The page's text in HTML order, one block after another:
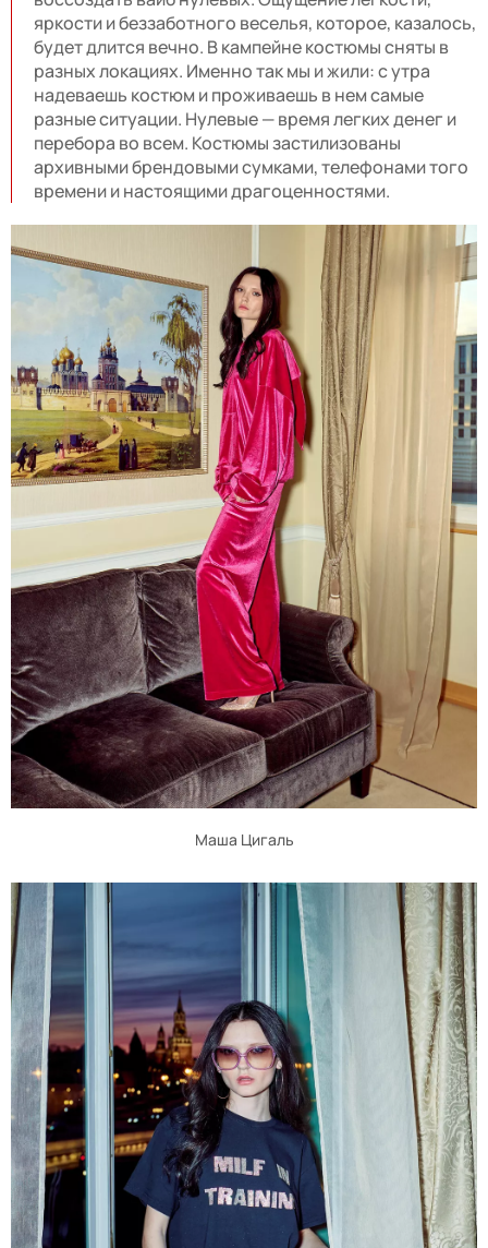
яркости и беззаботного веселья, которое, казалось,
будет длится вечно. В кампейне костюмы сняты в
разных локациях. Именно так мы и жили: с утра
надеваешь костюм и проживаешь в нем самые
разные ситуации. Нулевые — время легких денег и
перебора во всем. Костюмы застилизованы
архивными брендовыми сумками, телефонами того
времени и настоящими драгоценностями.
Маша Цигаль